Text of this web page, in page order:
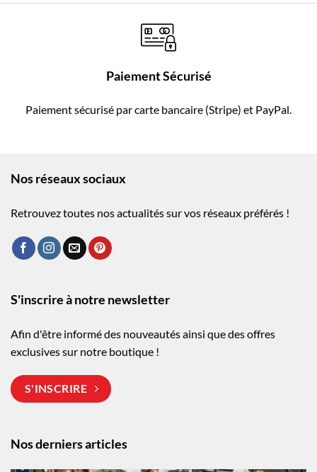
Paiement Sécurisé
Paiement sécurisé par carte bancaire (Stripe) et PayPal.
Nos réseaux sociaux
Retrouvez toutes nos actualités sur vos réseaux préférés !
Nos derniers articles
S'inscrire à notre newsletter
Afin d'être informé des nouveautés ainsi que des offres
exclusives sur notre boutique !
S'INSCRIRE